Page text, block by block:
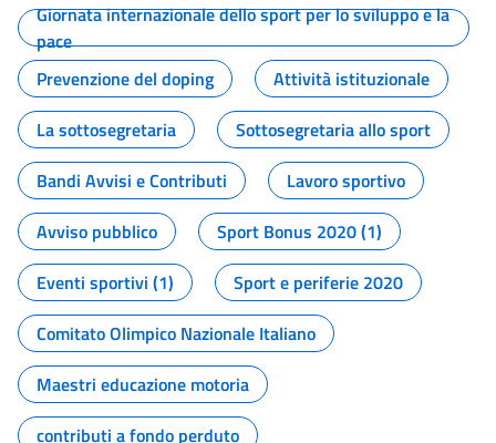
Giornata internazionale dello sport per lo sviluppo e la
pace
Prevenzione del doping
Attività istituzionale
La sottosegretaria
Sottosegretaria allo sport
Bandi Avvisi e Contributi
Lavoro sportivo
Avviso pubblico
Sport Bonus 2020 (1)
Eventi sportivi (1)
Sport e periferie 2020
Comitato Olimpico Nazionale Italiano
Maestri educazione motoria
contributi a fondo perduto